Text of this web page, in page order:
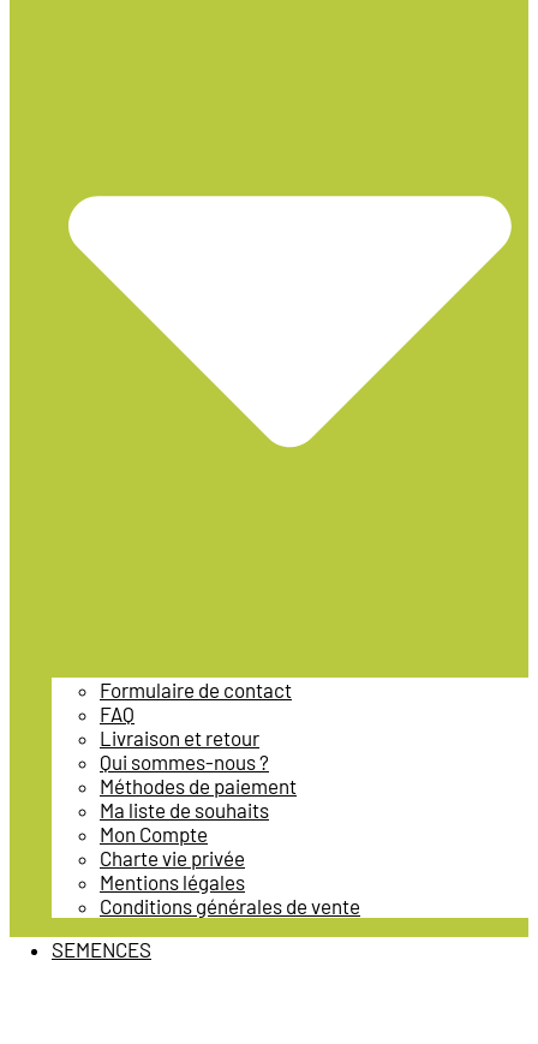
Formulaire de contact
FAQ
Livraison et retour
Qui sommes-nous ?
Méthodes de paiement
Ma liste de souhaits
Mon Compte
Charte vie privée
Mentions légales
Conditions générales de vente
SEMENCES